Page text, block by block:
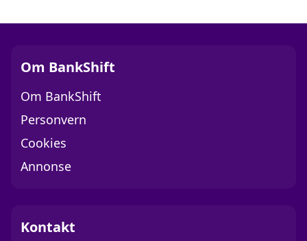
Om BankShift
Om BankShift
Personvern
Cookies
Annonse
Kontakt